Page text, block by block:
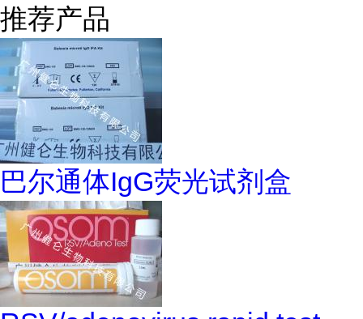
推荐产品
巴尔通体IgG荧光试剂盒